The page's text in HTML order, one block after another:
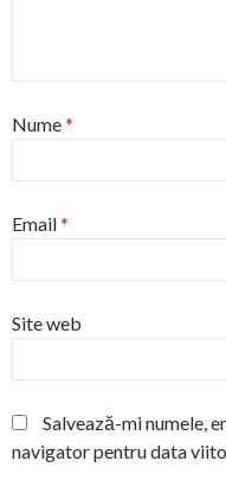
Nume*
Email*
Site web
Salvează-mi numele,
navigator pentru data